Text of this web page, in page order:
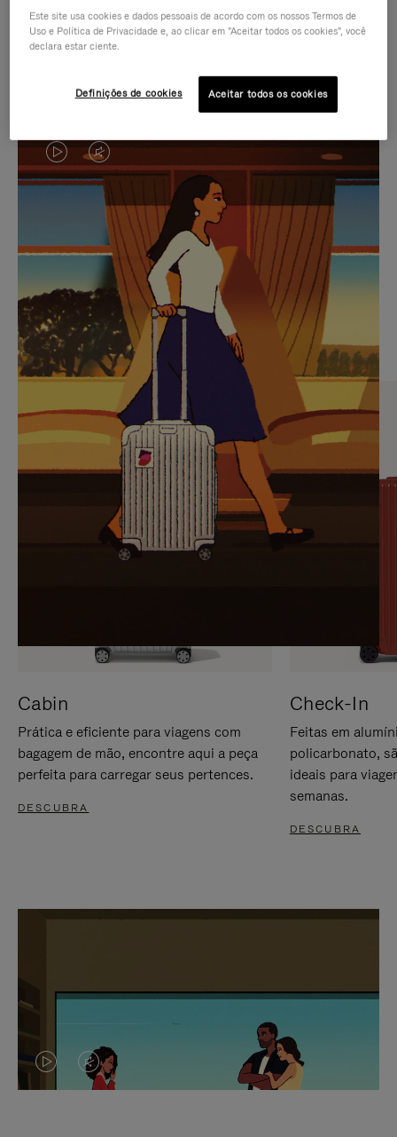
O
VÍDEO
NÃO
ESTÁ
PAUSADO,
PRESSIONE
PARA
PAUSÁ-
LO
O
VÍDEO
ESTÁ
SEM
SOM.
POR
FAVOR,
CLIQUE
PARA
ATIVÁ-
LO
SELEÇÃO DE PRESENTES CUIDADOSAMENTE
SELECIONADA
Encontre a companheira
perfeita para cada viagem
Cabin
Prática e eficiente para viagens com
bagagem de mão, encontre aqui a peça
perfeita para carregar seus pertences.
DESCUBRA
Check-In
Feitas em
policarbonato,
ideais para
semanas.
DESCUBRA
O
O
Este site usa cookies e dados pessoais de acordo com os nossos Termos de
Uso e Política de Privacidade e, ao clicar em "Aceitar todos os cookies", você
declara estar ciente.
Definições de cookies Aceitar todos os cookies